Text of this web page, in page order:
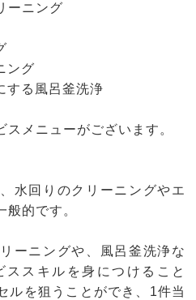
ーニング
ング
する風呂釜洗浄
メニューがございます。
水回りのクリーニングやエ
的です。
ーニングや、風呂釜洗浄な
ススキルを身につけること
ルを狙うことができ、1件当